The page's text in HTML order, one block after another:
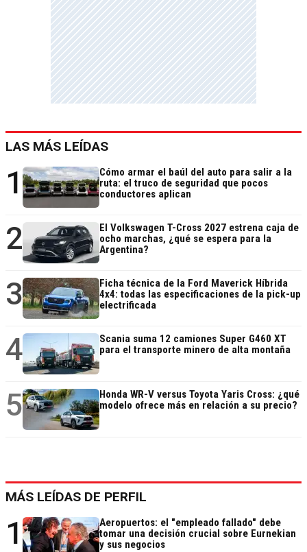
LAS MÁS LEÍDAS
1
Cómo armar el baúl del auto para salir a la
ruta: el truco de seguridad que pocos
conductores aplican
2
El Volkswagen T-Cross 2027 estrena caja de
ocho marchas, ¿qué se espera para la
Argentina?
3
Ficha técnica de la Ford Maverick Híbrida
4x4: todas las especificaciones de la pick-up
electrificada
4
Scania suma 12 camiones Super G460 XT
para el transporte minero de alta montaña
5
Honda WR-V versus Toyota Yaris Cross: ¿qué
modelo ofrece más en relación a su precio?
MÁS LEÍDAS DE PERFIL
1
Aeropuertos: el "empleado fallado" debe
tomar una decisión crucial sobre Eurnekian
y sus negocios